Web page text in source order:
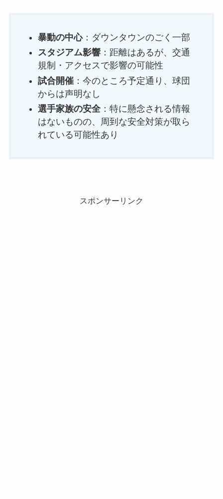
暴動の中心：ダウンタウンのごく一部
スタジアム影響：距離はあるが、交通
規制・アクセスで影響の可能性
試合開催：今のところ予定通り、球団
からは声明なし
選手家族の安全：特に懸念される情報
はないものの、周到な安全対策が取ら
れている可能性あり
スポンサーリンク